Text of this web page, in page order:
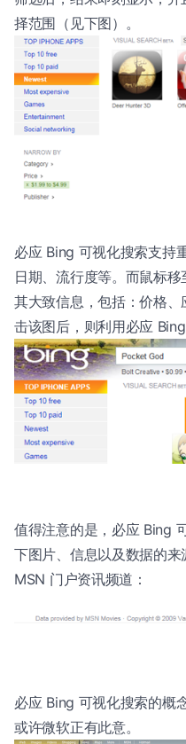
择范围（见下图）。
必应 Bing 可视化搜索支持
日期、流行度等。而鼠标
其大致信息，包括：价格
击该图后，则利用必应 Bing
值得注意的是，必应 Bing
下图片、信息以及数据的
MSN 门户资讯频道：
必应 Bing 可视化搜索的概
或许微软正有此意。